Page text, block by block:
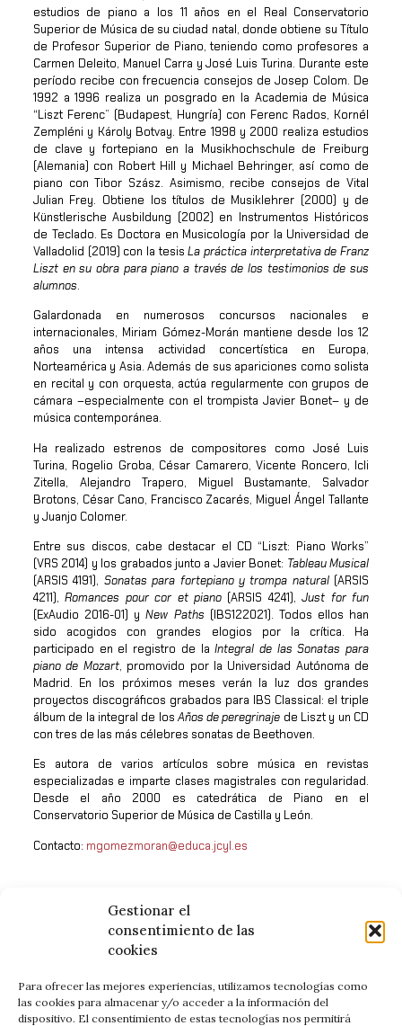
Gestionar el
consentimiento de las
cookies
Para ofrecer las mejores experiencias, utilizamos tecnologías como
las cookies para almacenar y/o acceder a la información del
dispositivo. El consentimiento de estas tecnologías nos permitirá
estudios de piano a los 11 años en el Real Conservatorio
Superior de Música de su ciudad natal, donde obtiene su Título
de Profesor Superior de Piano, teniendo como profesores a
Carmen Deleito, Manuel Carra y José Luis Turina. Durante este
período recibe con frecuencia consejos de Josep Colom. De
1992 a 1996 realiza un posgrado en la Academia de Música
“Liszt Ferenc” (Budapest, Hungría) con Ferenc Rados, Kornél
Zempléni y Károly Botvay. Entre 1998 y 2000 realiza estudios
de clave y fortepiano en la Musikhochschule de Freiburg
(Alemania) con Robert Hill y Michael Behringer, así como de
piano con Tibor Szász. Asimismo, recibe consejos de Vital
Julian Frey. Obtiene los títulos de Musiklehrer (2000) y de
Künstlerische Ausbildung (2002) en Instrumentos Históricos
de Teclado. Es Doctora en Musicología por la Universidad de
Valladolid (2019) con la tesisLa práctica interpretativa de Franz
Liszt en su obra para piano a través de los testimonios de sus
alumnos.
Galardonada en numerosos concursos nacionales e
internacionales, Miriam Gómez-Morán mantiene desde los 12
años una intensa actividad concertística en Europa,
Norteamérica y Asia. Además de sus apariciones como solista
en recital y con orquesta, actúa regularmente con grupos de
cámara –especialmente con el trompista Javier Bonet– y de
música contemporánea.
Ha realizado estrenos de compositores como José Luis
Turina, Rogelio Groba, César Camarero, Vicente Roncero, Icli
Zitella, Alejandro Trapero, Miguel Bustamante, Salvador
Brotons, César Cano, Francisco Zacarés, Miguel Ángel Tallante
y Juanjo Colomer.
Entre sus discos, cabe destacar el CD “Liszt: Piano Works”
(VRS 2014) y los grabados junto a Javier Bonet: Tableau Musical
(ARSIS 4191), Sonatas para fortepiano y trompa natural (ARSIS
4211),Romances pour cor et piano (ARSIS 4241),Just for fun
(ExAudio 2016-01) yNew Paths (IBS122021). Todos ellos han
sido acogidos con grandes elogios por la crítica. Ha
participado en el registro de laIntegral de las Sonatas para
piano de Mozart, promovido por la Universidad Autónoma de
Madrid. En los próximos meses verán la luz dos grandes
proyectos discográficos grabados para IBS Classical: el triple
álbum de la integral de losAños de peregrinaje de Liszt y un CD
con tres de las más célebres sonatas de Beethoven.
Es autora de varios artículos sobre música en revistas
especializadas e imparte clases magistrales con regularidad.
Desde el año 2000 es catedrática de Piano en el
Conservatorio Superior de Música de Castilla y León.
Contacto: mgomezmoran@educa.jcyl.es